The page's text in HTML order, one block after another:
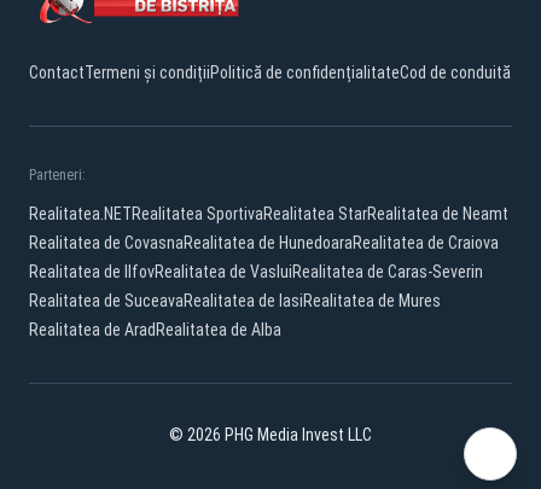
ContactTermeni și condițiiPolitică de confidențialitateCod de conduită
Parteneri:
Realitatea.NETRealitatea SportivaRealitatea StarRealitatea de Neamt
Realitatea de CovasnaRealitatea de HunedoaraRealitatea de Craiova
Realitatea de IlfovRealitatea de VasluiRealitatea de Caras-Severin
Realitatea de SuceavaRealitatea de IasiRealitatea de Mures
Realitatea de Arad Realitatea de Alba
© 2026 PHG Media Invest LLC